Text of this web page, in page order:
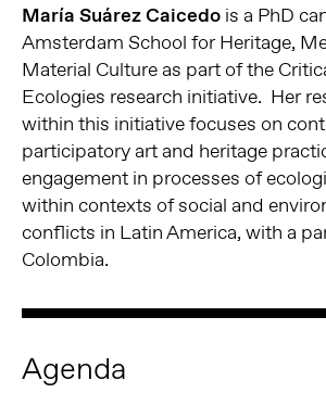
María Suárez Caicedois a PhD
Amsterdam School for Heritage,
Material Culture as part of the
Ecologies research initiative. Her
within this initiative focuses on
participatory art and heritage
engagement in processes of
within contexts of social and
conflicts in Latin America, with a
Colombia.
Agenda